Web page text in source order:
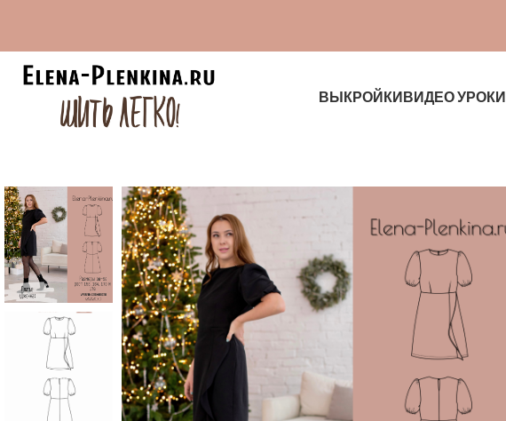
ВЫКРОЙКИВИДЕО УРОКИ